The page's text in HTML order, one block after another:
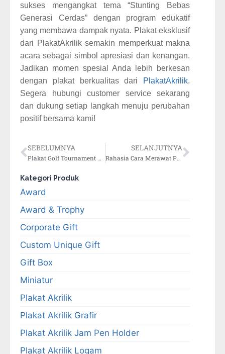
sukses mengangkat tema “Stunting Bebas
Generasi Cerdas” dengan program edukatif
yang membawa dampak nyata. Plakat eksklusif
dari PlakatAkrilik semakin memperkuat makna
acara sebagai simbol apresiasi dan kenangan.
Jadikan momen spesial Anda lebih berkesan
dengan plakat berkualitas dari
PlakatAkrilik.
Segera hubungi customer service sekarang
dan dukung setiap langkah menuju perubahan
positif bersama kami!
SEBELUMNYA
Plakat Golf Tournament Series 5: Kenapa Sangat Istimewa?
SELANJUTNYA
Rahasia Cara Merawat Plakat Akrilik dengan Benar
Kategori Produk
Award
Award & Trophy
Corporate Gift
Custom Unique Gift
Gift Box
Miniatur
Plakat Akrilik
Plakat Akrilik Grafir
Plakat Akrilik Jam Pen Holder
Plakat Akrilik Logam